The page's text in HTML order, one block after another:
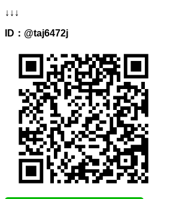
↓↓↓
ID：@taj6472j